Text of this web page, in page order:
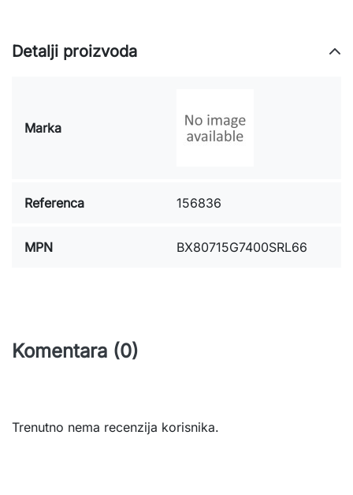
Detalji proizvoda
Marka
Referenca 156836
MPN BX80715G7400SRL66
Komentara (0)
Trenutno nema recenzija korisnika.